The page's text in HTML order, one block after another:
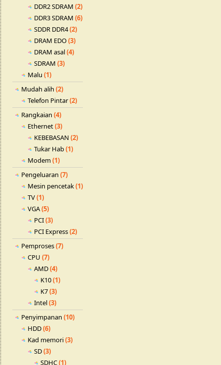
DDR2 SDRAM (2)
DDR3 SDRAM (6)
SDDR DDR4(2)
DRAM EDO(3)
DRAM asal(4)
SDRAM (3)
Malu (1)
Mudah alih (2)
Telefon Pintar(2)
Rangkaian (4)
Ethernet(3)
KEBEBASAN (2)
Tukar Hab(1)
Modem(1)
Pengeluaran (7)
Mesin pencetak(1)
TV(1)
VGA(5)
PCI(3)
PCI Express(2)
Pemproses(7)
CPU (7)
AMD(4)
K10(1)
K7(3)
Intel(3)
Penyimpanan (10)
HDD(6)
Kad memori(3)
SD(3)
SDHC(1)